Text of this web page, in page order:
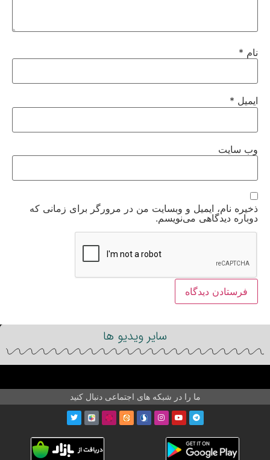
نام *
ایمیل *
وب‌ سایت
ذخیره نام، ایمیل و وبسایت من در مرورگر برای زمانی که
دوباره دیدگاهی می‌نویسم.
سایر ویدیو ها
ما را در شبکه های اجتماعی دنبال کنید